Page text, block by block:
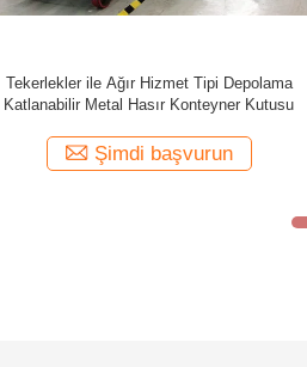
Endüstriyel Ağır Hizmet Tipi Mesh Konteyner
İstiflenebilir Katlanabilir Sert Palet
Şimdi başvurun